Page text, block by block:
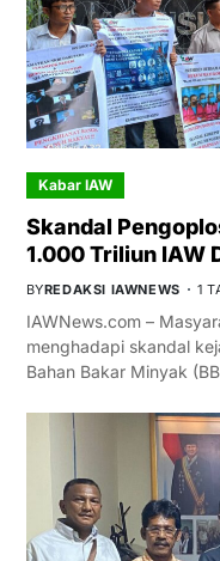
Kabar IAW
Skandal
1.000 Triliun IAW
BYREDAKSI IAWNEWS 1
IAWNews.com –
menghadapi skandal
Bahan Bakar Minyak